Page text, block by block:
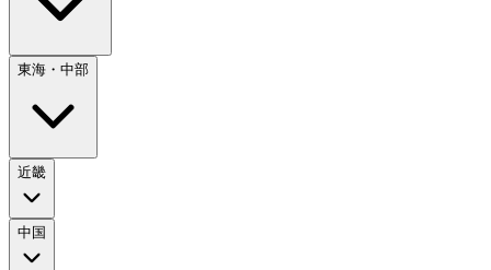
東海・中部
近畿
中国